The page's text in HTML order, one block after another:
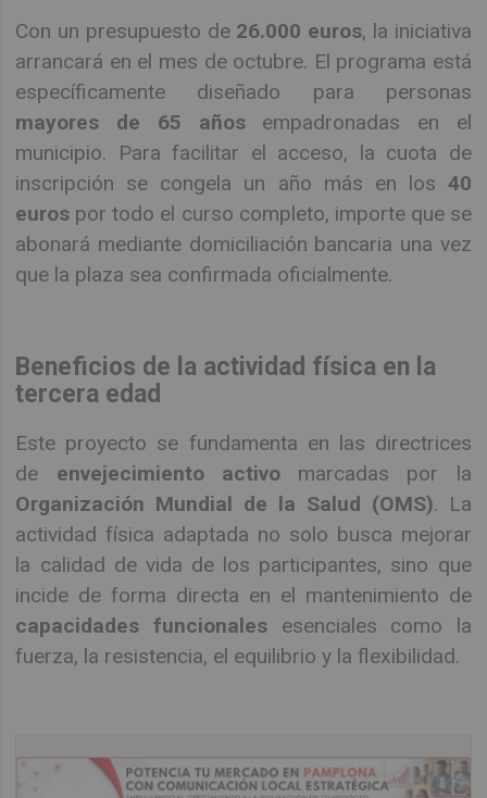
Con un presupuesto de 26.000 euros, la iniciativa
arrancará en el mes de octubre. El programa está
específicamente diseñado para personas
mayores de 65 añosempadronadas en el
municipio. Para facilitar el acceso, la cuota de
inscripción se congela un año más en los 40
euros por todo el curso completo, importe que se
abonará mediante domiciliación bancaria una vez
que la plaza sea confirmada oficialmente.
Beneficios de la actividad física en la
tercera edad
Este proyecto se fundamenta en las directrices
de envejecimiento activomarcadas por la
Organización Mundial de la Salud (OMS). La
actividad física adaptada no solo busca mejorar
la calidad de vida de los participantes, sino que
incide de forma directa en el mantenimiento de
capacidades funcionalesesenciales como la
fuerza, la resistencia, el equilibrio y la flexibilidad.